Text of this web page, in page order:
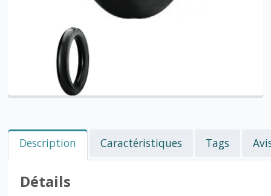
Description Caractéristiques Tags
Détails